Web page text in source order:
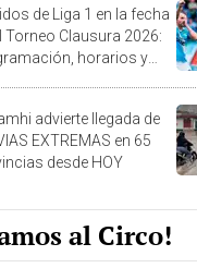
de Liga 1 en la fecha
Torneo Clausura 2026:
horarios y
advierte llegada de
EXTREMAS en 65
desde HOY
al Circo!